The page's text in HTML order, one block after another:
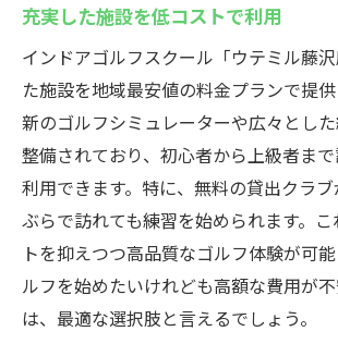
充実した施設を低コストで利用
インドアゴルフスクール「ウテミル藤
た施設を地域最安値の料金プランで提
新のゴルフシミュレーターや広々とし
整備されており、初心者から上級者ま
利用できます。特に、無料の貸出クラ
ぶらで訪れても練習を始められます。
トを抑えつつ高品質なゴルフ体験が可
ルフを始めたいけれども高額な費用が
は、最適な選択肢と言えるでしょう。